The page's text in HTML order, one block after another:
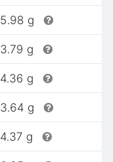
5.98 g
3.79 g
4.36 g
3.64 g
4.37 g